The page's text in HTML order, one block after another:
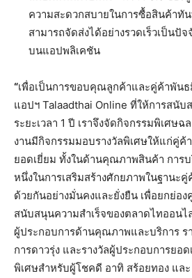
ความสะดวกสบายในการซื้อสินค้าทั
สามารถจัดส่งได้อย่างรวดเร็วเป็นปั
บนแอปพลิเคชัน
“เพื่อเป็นการขอบคุณลูกค้าและคู่ค้าพัน
แอปฯ Talaadthai Online ที่ให้การสนั
ระยะเวลา 1 ปี เราจึงจัดกิจกรรมพิเศษฉ
งานมีกิจกรรมมอบรางวัลพิเศษให้แก่คู่ค้
ยอดเยี่ยม ทั้งในด้านคุณภาพสินค้า การ
หนึ่งในการเสริมสร้างศักยภาพในฐานะ
ด้วยกันอย่างมั่นคงและยั่งยืน เพื่อยกย่อ
สนับสนุนความสำเร็จของตลาดไทออนไ
ผู้ประกอบการด้านคุณภาพและบริการ ร
การดาวรุ่ง และรางวัลผู้ประกอบการยอ
พิเศษสำหรับผู้โชคดี อาทิ สร้อยทอง แล